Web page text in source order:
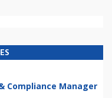
Compliance Manager